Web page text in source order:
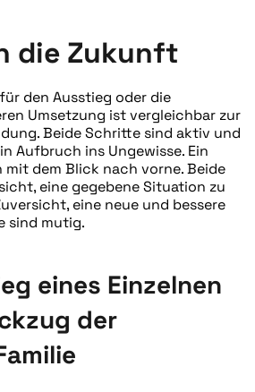
die Zukunft
den Ausstieg oder die
Umsetzung ist vergleichbar zur
Beide Schritte sind aktiv und
Aufbruch ins Ungewisse. Ein
mit dem Blick nach vorne. Beide
eine gegebene Situation zu
eine neue und bessere
sind mutig.
eines Einzelnen
der